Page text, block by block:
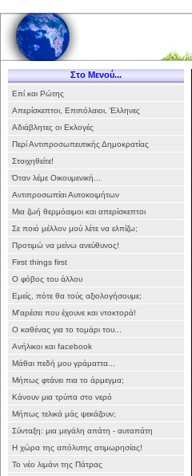
Στο Μενού...
Επί και Ρώτης
Απερίσκεπτοι, Επιπόλαιοι, Έλληνες
Αδιάβλητες οι Εκλογές
Περί Αντιπροσωπευτικής Δημοκρατίας
Στοιχηθείτε!
Όταν λέμε Οικουμενική...
Αντιπροσωπίαι Αυτοκοιμήτων
Μια ζωή θερμόαιμοι και απερίσκεπτοι
Σε ποιό μέλλον μού λέτε να ελπίζω;
Προτιμώ να μείνω ανεύθυνος!
First things first
Ο φόβος του άλλου
Εμείς, πότε θα τούς αξιολογήσουμε;
Μ'αρέσει που έχουνε και ντοκτορά!
Ο καθένας για το τομάρι του...
Ανήλικοι και facebook
Μάθαι πεδή μου γράματτα...
Μήπως φτάνει πια το άρμεγμα;
Κάνουν μια τρύπα στο νερό
Μήπως τελικά μάς ψεκάζουν;
Σύνταξη: μια μεγάλη απάτη - αυταπάτη
Η χώρα της απόλυτης ατιμωρησίας!
Το νέο λιμάνι της Πάτρας